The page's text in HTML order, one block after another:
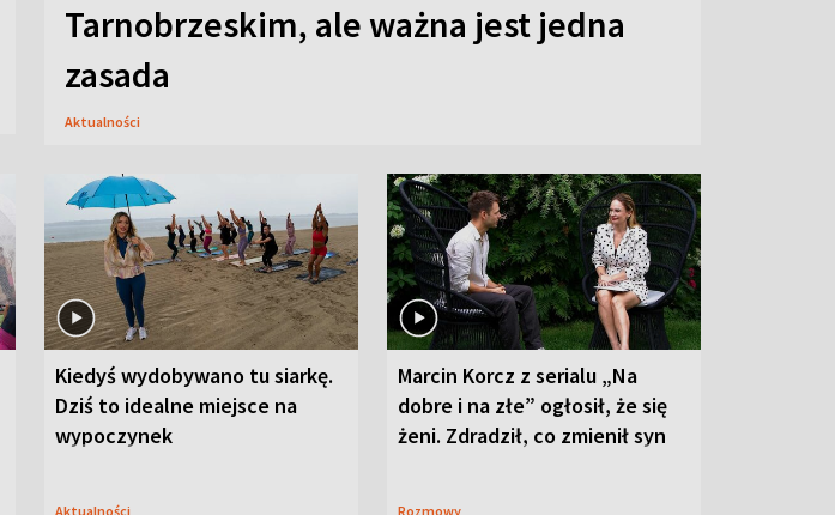
Tarnobrzeskim, ale ważna jest jedna
zasada
Aktualności
Kiedyś wydobywano tu siarkę.
Dziś to idealne miejsce na
wypoczynek
Aktualności
Marcin Korcz z serialu „Na
dobre i na złe” ogłosił, że się
żeni. Zdradził, co zmienił syn
Rozmowy